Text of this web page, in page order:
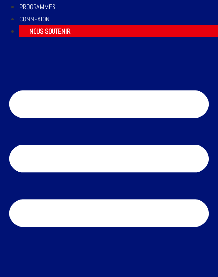
PROGRAMMES
CONNEXION
NOUS SOUTENIR